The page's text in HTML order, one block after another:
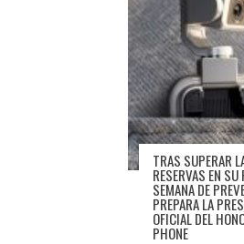
TRAS SUPERAR
RESERVAS EN
SEMANA DE
PREPARA LA
OFICIAL DEL
PHONE